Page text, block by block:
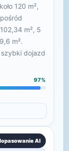
120 m²,
m², 5
m².
dojazd
97%
AI